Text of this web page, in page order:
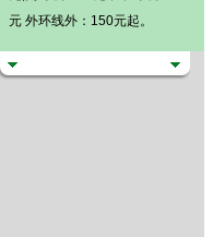
元 外环线外：150元起。